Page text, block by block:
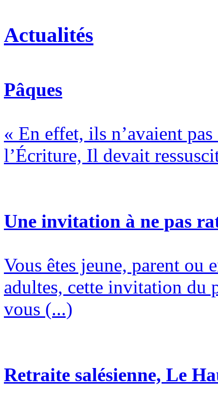
Actualités
Pâques
« En effet, ils n’avaient
l’Écriture, Il devait
Une invitation à ne pas
Vous êtes jeune, parent ou
adultes, cette invitation du
vous (...)
Retraite salésienne, Le